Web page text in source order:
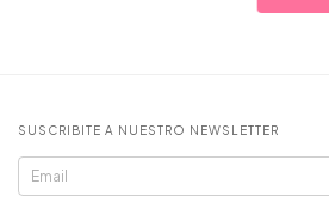
SUSCRIBITE A NUESTRO NEWSLETTER